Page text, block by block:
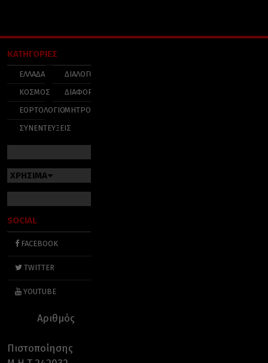
ΚΑΤΗΓΟΡΙΕΣ
ΕΛΛΑΔΑ
ΚΟΣΜΟΣ
ΕΟΡΤΟΛΟΓΙΟ
ΣΥΝΕΝΤΕΥΞΕΙΣ
ΔΙΑΛΟΓΟΣ
ΔΙΑΦΟΡΑ
ΜΗΤΡΟΠΟΛΕΙΣ
ΧΡΗΣΙΜΑ
SOCIAL
FACEBOOK
TWITTER
YOUTUBE
Αριθμός
Πιστοποίησης